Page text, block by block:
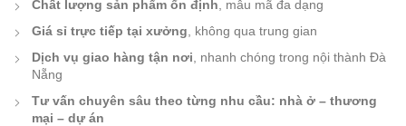
Chất lượng sản phẩm ổn định , mẫu mã đa dạng
Giá sỉ trực tiếp tại xưởng , không qua trung gian
Dịch vụ giao hàng tận nơi , nhanh chóng trong nội thành Đà
Nẵng
Tư vấn chuyên sâu theo từng nhu cầu: nhà ở – thương
mại – dự án